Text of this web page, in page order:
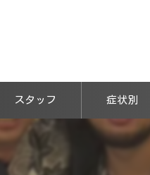
スタッフ 症状別